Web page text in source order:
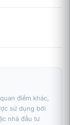
điểm khác,
sử dụng bởi
nhà đầu tư